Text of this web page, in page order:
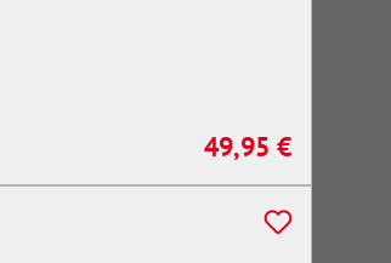
Regulärer Preis:
49,95 €